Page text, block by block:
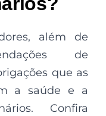
além de
de
que as
a saúde e a
Confira